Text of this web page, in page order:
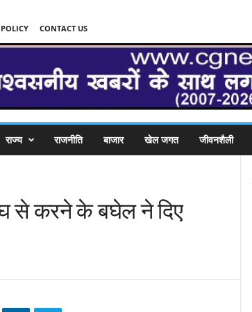
CONTACT US
राज्य राजनीति बाजार खेल जगत जीवनशैली
से करने के बघेल ने दिए